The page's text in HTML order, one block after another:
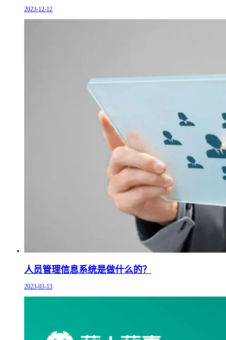
2023-12-12
人员管理信息系统是做什么的？
2023-03-13